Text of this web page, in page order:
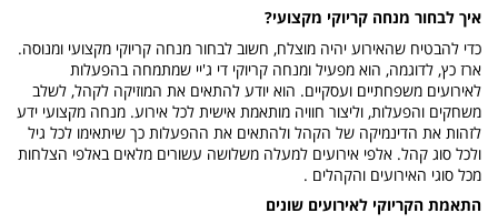
איך לבחור מנחה קריוקי מקצועי?
כדי להבטיח שהאירוע יהיה מוצלח, חשוב לבחור מנחה קריוקי מקצועי ומנוסה.
ארז כץ, לדוגמה, הוא מפעיל ומנחה קריוקי די ג'יי שמתמחה בהפעלות
לאירועים משפחתיים ועסקיים. הוא יודע להתאים את המוזיקה לקהל, לשלב
משחקים והפעלות, וליצור חוויה מותאמת אישית לכל אירוע. מנחה מקצועי ידע
לזהות את הדינמיקה של הקהל ולהתאים את ההפעלות כך שיתאימו לכל גיל
ולכל סוג קהל. אלפי אירועים למעלה משלושה עשורים מלאים באלפי הצלחות
מכל סוגי האירועים והקהלים .
התאמת הקריוקי לאירועים שונים